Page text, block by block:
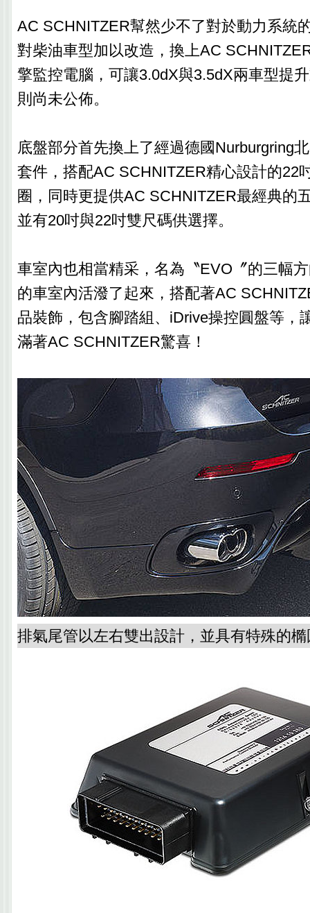
AC SCHNITZER幫然少不了對於動力系統
對柴油車型加以改造，換上AC
擎監控電腦，可讓3.0dX與3.5dX兩車型提
則尚未公佈。
底盤部分首先換上了經過德國Nurburgring
套件，搭配AC SCHNITZER精心設計的22
圈，同時更提供AC SCHNITZER最經典的
並有20吋與22吋雙尺碼供選擇。
車室內也相當精采，名為〝EVO〞的三幅
的車室內活潑了起來，搭配著AC
品裝飾，包含腳踏組、iDrive操控圓盤等，
滿著AC SCHNITZER驚喜！
排氣尾管以左右雙出設計，並具有特殊的